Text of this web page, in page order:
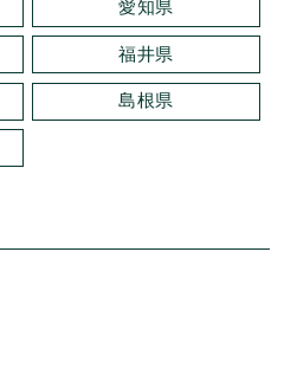
愛知県
福井県
島根県